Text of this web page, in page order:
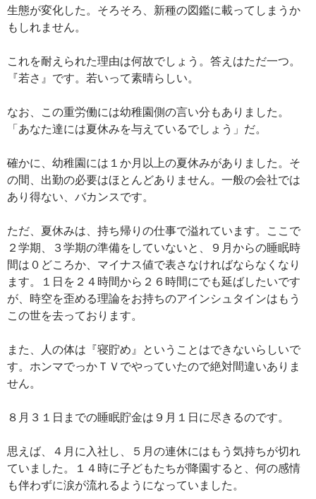
生態が変化した。そろそろ、新種の図鑑に載ってしまうか
もしれません。
これを耐えられた理由は何故でしょう。答えはただ一つ。
『若さ』です。若いって素晴らしい。
なお、この重労働には幼稚園側の言い分もありました。
「あなた達には夏休みを与えているでしょう」だ。
確かに、幼稚園には１か月以上の夏休みがありました。そ
の間、出勤の必要はほとんどありません。一般の会社では
あり得ない、バカンスです。
ただ、夏休みは、持ち帰りの仕事で溢れています。ここで
２学期、３学期の準備をしていないと、９月からの睡眠時
間は０どころか、マイナス値で表さなければならなくなり
ます。１日を２４時間から２６時間にでも延ばしたいです
が、時空を歪める理論をお持ちのアインシュタインはもう
この世を去っております。
また、人の体は『寝貯め』ということはできないらしいで
す。ホンマでっかＴＶでやっていたので絶対間違いありま
せん。
８月３１日までの睡眠貯金は９月１日に尽きるのです。
思えば、４月に入社し、５月の連休にはもう気持ちが切れ
ていました。１４時に子どもたちが降園すると、何の感情
も伴わずに涙が流れるようになっていました。